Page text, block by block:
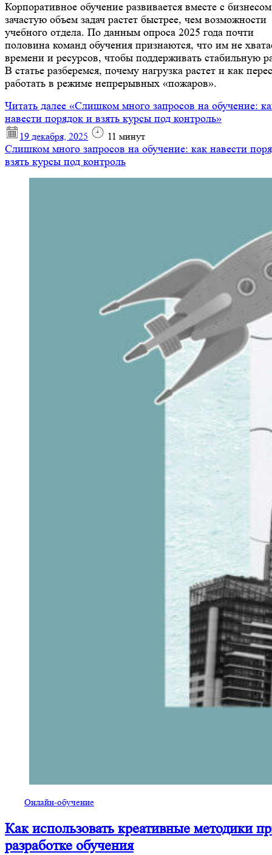
Корпоративное обучение развивается вместе с
зачастую объем задач растет быстрее, чем возможности
учебного отдела. По данным опроса 2025 года почти
половина команд обучения признаются, что им не
времени и ресурсов, чтобы поддерживать стабильную
В статье разберемся, почему нагрузка растет и как
работать в режиме непрерывных «пожаров».
Читать далее «Слишком много запросов на обучение:
навести порядок и взять курсы под контроль»
19 декабря, 2025 11 минут
Слишком много запросов на обучение: как навести
взять курсы под контроль
Онлайн-обучение
Как использовать креативные методики
разработке обучения